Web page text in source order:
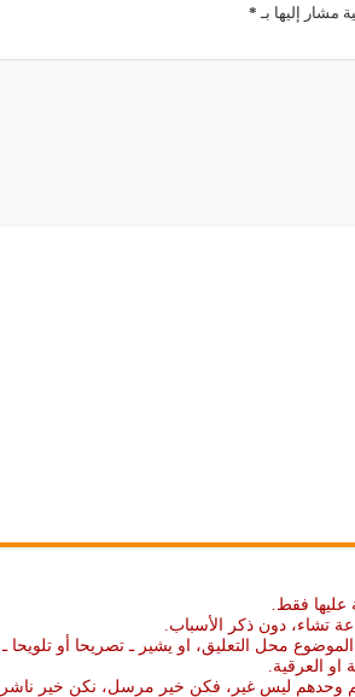
مشار إليها بـ *
عليها فقط.
تشاء، دون ذكر الأسباب.
محل التعليق، او يشير ـ تصريحا أو تلويحا
او العرقية.
وحدهم ليس غير، فكن خير مرسل، نكن خير ناشر.